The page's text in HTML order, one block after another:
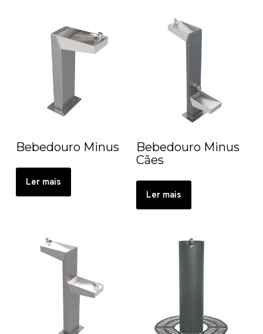
Bebedouro Minus
Ler mais
Bebedouro Minus
Cães
Ler mais